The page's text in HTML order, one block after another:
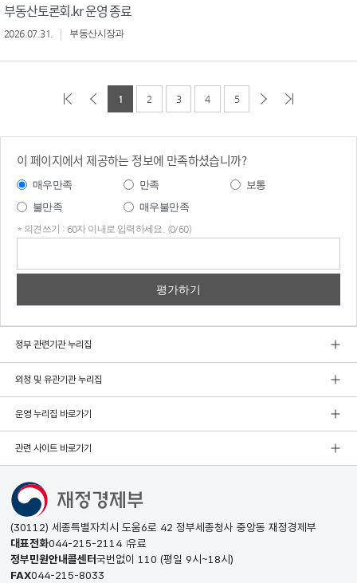
부동산토론회.kr 운영 종료
2026.07.31. 부동산시장과
1 2 3 4 5
이 페이지에서 제공하는 정보에 만족하셨습니까?
매우만족 만족
보통
불만족
매우불만족
* 의견쓰기 : 60자 이내로 입력하세요. (0/60)
정부 관련기관 누리집
외청 및 유관기관 누리집
운영 누리집 바로가기
관련 사이트 바로가기
(30112) 세종특별자치시 도움6로 42 정부세종청사 중앙동 재정경제부
대표전화044-215-2114 유료
정부민원안내콜센터국번없이 110 (평일 9시~18시)
FAX044-215-8033